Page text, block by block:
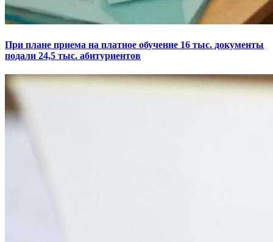
При плане приема на платное обучение 16 тыс. документы
подали 24,5 тыс. абитуриентов